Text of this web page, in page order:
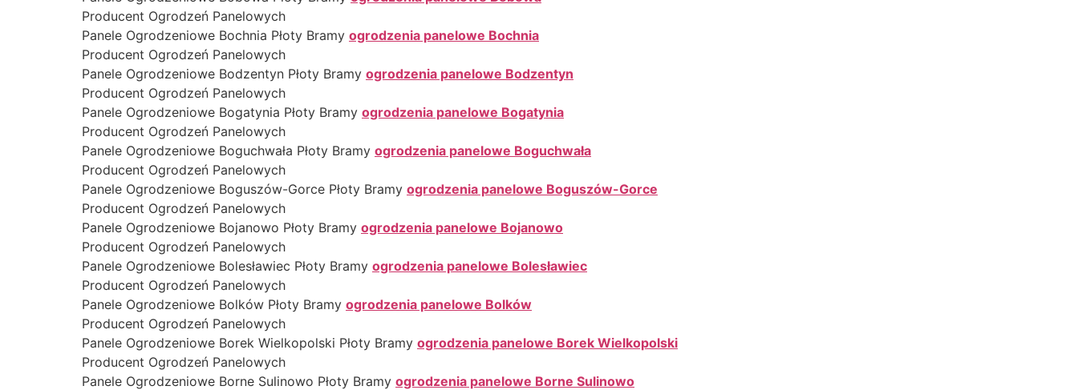
Producent Ogrodzeń Panelowych
Panele Ogrodzeniowe Bochnia Płoty Bramy ogrodzenia panelowe Bochnia
Producent Ogrodzeń Panelowych
Panele Ogrodzeniowe Bodzentyn Płoty Bramy ogrodzenia panelowe Bodzentyn
Producent Ogrodzeń Panelowych
Panele Ogrodzeniowe Bogatynia Płoty Bramy ogrodzenia panelowe Bogatynia
Producent Ogrodzeń Panelowych
Panele Ogrodzeniowe Boguchwała Płoty Bramy ogrodzenia panelowe Boguchwała
Producent Ogrodzeń Panelowych
Panele Ogrodzeniowe Boguszów-Gorce Płoty Bramy ogrodzenia panelowe Boguszów-Gorce
Producent Ogrodzeń Panelowych
Panele Ogrodzeniowe Bojanowo Płoty Bramy ogrodzenia panelowe Bojanowo
Producent Ogrodzeń Panelowych
Panele Ogrodzeniowe Bolesławiec Płoty Bramy ogrodzenia panelowe Bolesławiec
Producent Ogrodzeń Panelowych
Panele Ogrodzeniowe Bolków Płoty Bramy ogrodzenia panelowe Bolków
Producent Ogrodzeń Panelowych
Panele Ogrodzeniowe Borek Wielkopolski Płoty Bramy ogrodzenia panelowe Borek Wielkopolski
Producent Ogrodzeń Panelowych
Panele Ogrodzeniowe Borne Sulinowo Płoty Bramy ogrodzenia panelowe Borne Sulinowo